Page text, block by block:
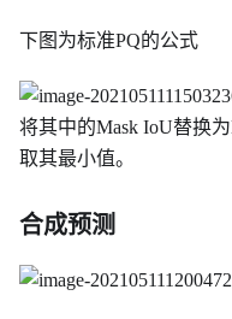
下图为标准PQ的公式
将其中的Mask IoU替换
取其最小值。
合成预测